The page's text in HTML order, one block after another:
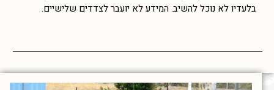
בלעדיו לא נוכל להשיב. המידע לא יועבר לצדדים שלישיים.